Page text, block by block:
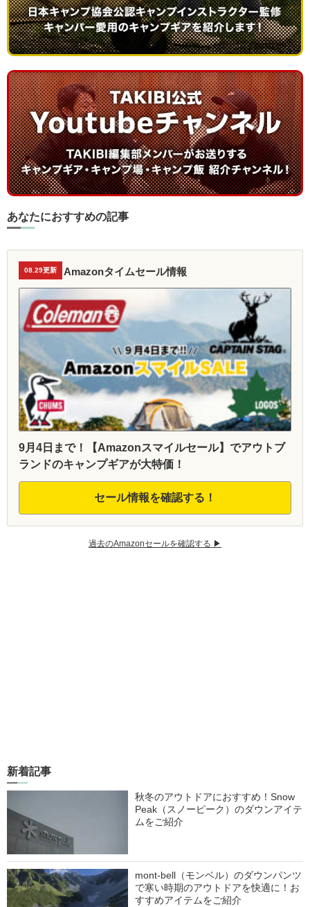
あなたにおすすめの記事
08.29更新 Amazonタイムセール情報
9月4日まで！【Amazonスマイルセール】でアウトブ
ランドのキャンプギアが大特価！
セール情報を確認する！
過去のAmazonセールを確認する ▶︎
新着記事
秋冬のアウトドアにおすすめ！Snow
Peak（スノーピーク）のダウンアイテ
ムをご紹介
mont-bell（モンベル）のダウンパンツ
で寒い時期のアウトドアを快適に！お
すすめアイテムをご紹介